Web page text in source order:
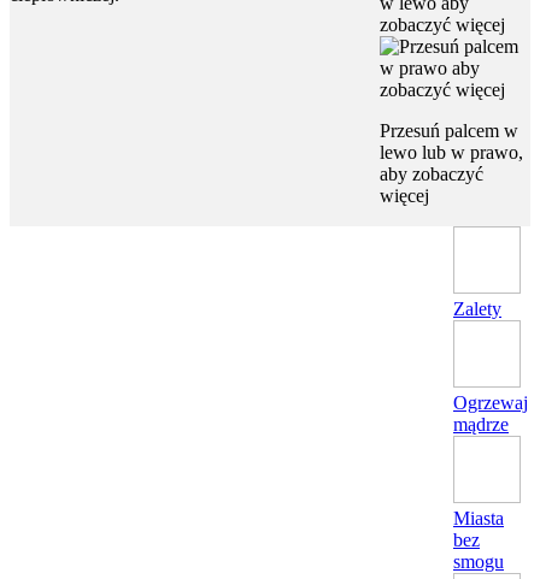
Przesuń palcem w
lewo lub w prawo,
aby zobaczyć
więcej
Zalety
Ogrzewaj
mądrze
Miasta
bez
smogu